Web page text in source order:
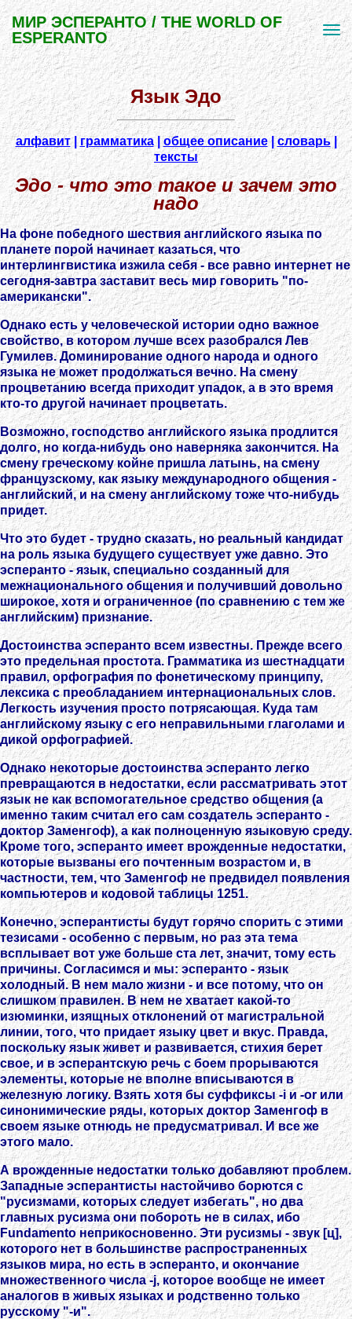
МИР ЭСПЕРАНТО / THE WORLD OF
ESPERANTO
Язык Эдо
алфавит| грамматика|общее описание|словарь|
тексты
Эдо - что это такое и зачем это
надо
На фоне победного шествия английского языка по
планете порой начинает казаться, что
интерлингвистика изжила себя - все равно интернет не
сегодня-завтра заставит весь мир говорить "по-
американски".
Однако есть у человеческой истории одно важное
свойство, в котором лучше всех разобрался Лев
Гумилев. Доминирование одного народа и одного
языка не может продолжаться вечно. На смену
процветанию всегда приходит упадок, а в это время
кто-то другой начинает процветать.
Возможно, господство английского языка продлится
долго, но когда-нибудь оно наверняка закончится. На
смену греческому койне пришла латынь, на смену
французскому, как языку международного общения -
английский, и на смену английскому тоже что-нибудь
придет.
Что это будет - трудно сказать, но реальный кандидат
на роль языка будущего существует уже давно. Это
эсперанто - язык, специально созданный для
межнационального общения и получивший довольно
широкое, хотя и ограниченное (по сравнению с тем же
английским) признание.
Достоинства эсперанто всем известны. Прежде всего
это предельная простота. Грамматика из шестнадцати
правил, орфография по фонетическому принципу,
лексика с преобладанием интернациональных слов.
Легкость изучения просто потрясающая. Куда там
английскому языку с его неправильными глаголами и
дикой орфографией.
Однако некоторые достоинства эсперанто легко
превращаются в недостатки, если рассматривать этот
язык не как вспомогательное средство общения (а
именно таким считал его сам создатель эсперанто -
доктор Заменгоф), а как полноценную языковую среду.
Кроме того, эсперанто имеет врожденные недостатки,
которые вызваны его почтенным возрастом и, в
частности, тем, что Заменгоф не предвидел появления
компьютеров и кодовой таблицы 1251.
Конечно, эсперантисты будут горячо спорить с этими
тезисами - особенно с первым, но раз эта тема
всплывает вот уже больше ста лет, значит, тому есть
причины. Согласимся и мы: эсперанто - язык
холодный. В нем мало жизни - и все потому, что он
слишком правилен. В нем не хватает какой-то
изюминки, изящных отклонений от магистральной
линии, того, что придает языку цвет и вкус. Правда,
поскольку язык живет и развивается, стихия берет
свое, и в эсперантскую речь с боем прорываются
элементы, которые не вполне вписываются в
железную логику. Взять хотя бы суффиксы -i и -or или
синонимические ряды, которых доктор Заменгоф в
своем языке отнюдь не предусматривал. И все же
этого мало.
А врожденные недостатки только добавляют проблем.
Западные эсперантисты настойчиво борются с
"русизмами, которых следует избегать", но два
главных русизма они побороть не в силах, ибо
Fundamento неприкосновенно. Эти русизмы - звук [ц],
которого нет в большинстве распространенных
языков мира, но есть в эсперанто, и окончание
множественного числа -j, которое вообще не имеет
аналогов в живых языках и родственно только
русскому "-и".